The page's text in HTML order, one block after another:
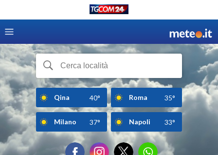
Qina 40° Roma 35°
Milano 37° Napoli 33°